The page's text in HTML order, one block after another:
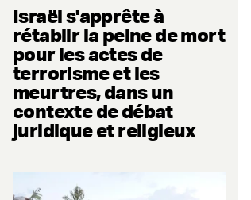
Israël s'apprête à
rétablir la peine de mort
pour les actes de
terrorisme et les
meurtres, dans un
contexte de débat
juridique et religieux